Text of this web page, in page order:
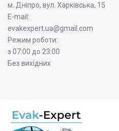
м. Дніпро, вул. Харківська, 15
E-mail:
evakexpert.ua@gmail.com
Режим роботи:
з 07:00 до 23:00
Без вихідних